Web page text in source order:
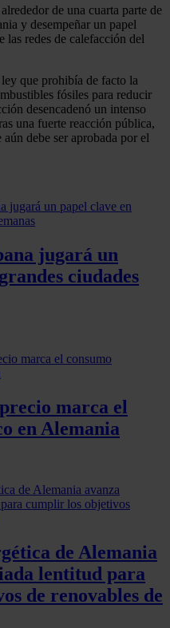
de una cuarta parte de
y desempeñar un papel
las redes de calefacción del
que prohibía de facto la
fósiles para reducir
desencadenó un intenso
una fuerte reacción pública,
debe ser aprobada por el
jugará un
ciudades
marca el
en Alemania
de Alemania
lentitud para
de renovables de